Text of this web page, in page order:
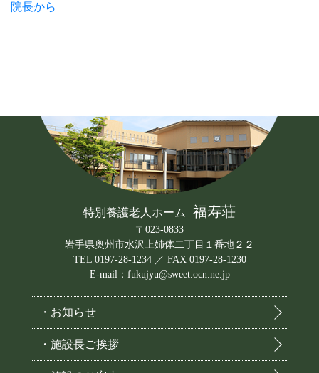
院長から
特別養護老人ホーム 福寿荘
〒023-0833
岩手県奥州市水沢上姉体二丁目１番地２２
TEL 0197-28-1234 ／ FAX 0197-28-1230
E-mail：fukujyu@sweet.ocn.ne.jp
・お知らせ
・施設長ご挨拶